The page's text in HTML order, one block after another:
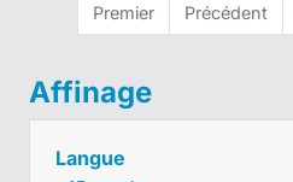
Premier Précédent
Affinage
Langue